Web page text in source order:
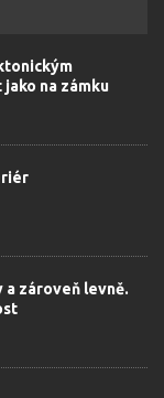
na zámku
zároveň levně.